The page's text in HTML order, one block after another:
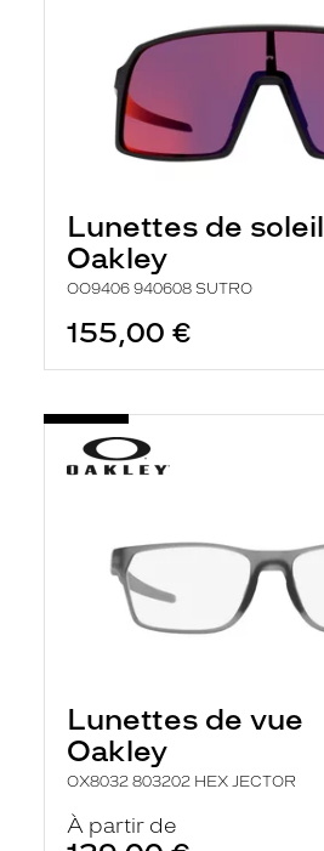
Lunettes de soleil
Oakley
OO9406 940608 SUTRO
155,00 €
Lunettes de vue
Oakley
OX8032 803202 HEX JECTOR
À partir de